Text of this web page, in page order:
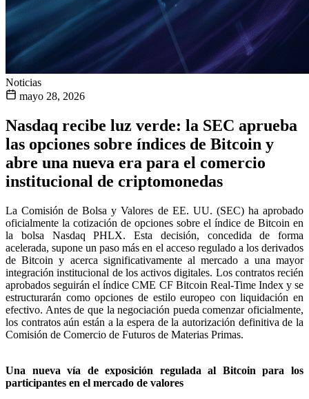
Noticias
mayo 28, 2026
Nasdaq recibe luz verde: la SEC aprueba
las opciones sobre índices de Bitcoin y
abre una nueva era para el comercio
institucional de criptomonedas
La Comisión de Bolsa y Valores de EE. UU. (SEC) ha aprobado
oficialmente la cotización de opciones sobre el índice de Bitcoin en
la bolsa Nasdaq PHLX. Esta decisión, concedida de forma
acelerada, supone un paso más en el acceso regulado a los derivados
de Bitcoin y acerca significativamente al mercado a una mayor
integración institucional de los activos digitales. Los contratos recién
aprobados seguirán el índice CME CF Bitcoin Real-Time Index y se
estructurarán como opciones de estilo europeo con liquidación en
efectivo. Antes de que la negociación pueda comenzar oficialmente,
los contratos aún están a la espera de la autorización definitiva de la
Comisión de Comercio de Futuros de Materias Primas.
Una nueva vía de exposición regulada al Bitcoin para los
participantes en el mercado de valores